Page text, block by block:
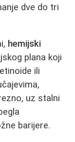
dve do tri
hemijski
plana koji
ili
uz stalni
barijere.